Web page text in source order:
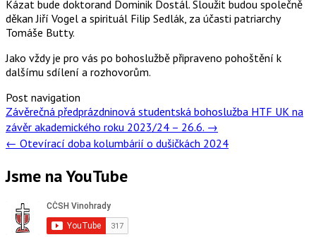
Kázat bude doktorand Dominik Dostál. Sloužit budou společně
děkan Jiří Vogel a spirituál Filip Sedlák, za účasti patriarchy
Tomáše Butty.
Jako vždy je pro vás po bohoslužbě připraveno pohoštění k
dalšímu sdílení a rozhovorům.
Post navigation
Závěrečná předprázdninová studentská bohoslužba HTF UK na
závěr akademického roku 2023/24 – 26.6. →
← Otevírací doba kolumbárií o dušičkách 2024
Jsme na YouTube